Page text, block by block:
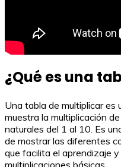
¿Qué es una
Una tabla de multiplicar es
muestra la multiplicación
naturales del 1 al 10. Es
de mostrar las diferentes
que facilita el aprendizaje
multiplicaciones básicas.